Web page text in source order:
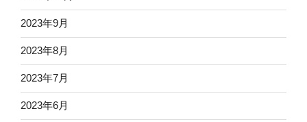
2023年9月
2023年8月
2023年7月
2023年6月